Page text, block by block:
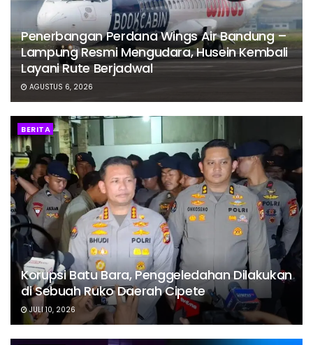
Penerbangan Perdana Wings Air Bandung –
Lampung Resmi Mengudara, Husein Kembali
Layani Rute Berjadwal
AGUSTUS 6, 2026
BERITA
Korupsi Batu Bara, Penggeledahan Dilakukan
di Sebuah Ruko Daerah Cipete
JULI 10, 2026